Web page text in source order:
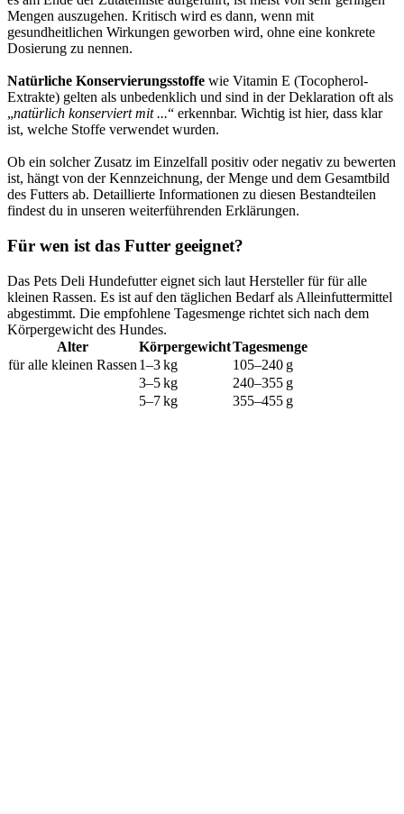
Mengen auszugehen. Kritisch wird es dann, wenn mit
gesundheitlichen Wirkungen geworben wird, ohne eine konkrete
Dosierung zu nennen.
Natürliche Konservierungsstoffe wie Vitamin E (Tocopherol-
Extrakte) gelten als unbedenklich und sind in der Deklaration oft als
„natürlich konserviert mit ...“ erkennbar. Wichtig ist hier, dass klar
ist, welche Stoffe verwendet wurden.
Ob ein solcher Zusatz im Einzelfall positiv oder negativ zu bewerten
ist, hängt von der Kennzeichnung, der Menge und dem Gesamtbild
des Futters ab. Detaillierte Informationen zu diesen Bestandteilen
findest du in unseren weiterführenden Erklärungen.
Für wen ist das Futter geeignet?
Das Pets Deli Hundefutter eignet sich laut Hersteller für für alle
kleinen Rassen. Es ist auf den täglichen Bedarf als Alleinfuttermittel
abgestimmt. Die empfohlene Tagesmenge richtet sich nach dem
Körpergewicht des Hundes.
Alter
KörpergewichtTagesmenge
für alle kleinen Rassen 1–3 kg
105–240 g
3–5 kg
240–355 g
5–7 kg
355–455 g